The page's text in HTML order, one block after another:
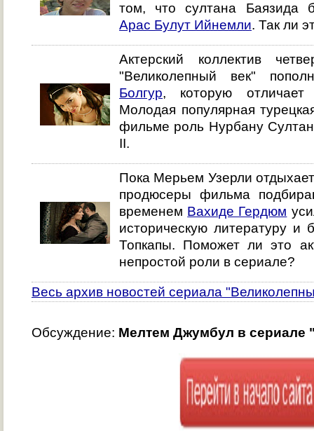
том, что султана Баязида
Арас Булут Ийнемли. Так ли
Актерский коллектив
"Великолепный век"
Болгур, которую отличает
Молодая популярная
фильме роль Нурбану
II.
Пока Мерьем Узерли
продюсеры фильма
временем Вахиде Гердюм
историческую литературу и
Топкапы. Поможет ли это
непростой роли в сериале?
Весь архив новостей сериала
Обсуждение: Мелтем Джумбул в сериале